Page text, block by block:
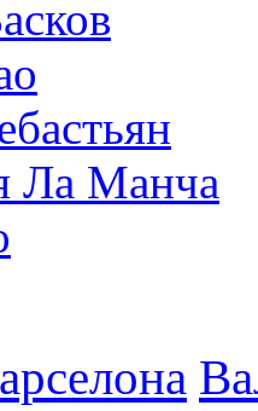
Ла Манча